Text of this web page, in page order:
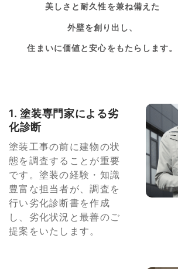
美しさと耐久性を兼ね備えた
外壁を創り出し、
住まいに価値と安心をもたらします。
1. 塗装専門家による劣
化診断
塗装工事の前に建物の状
態を調査することが重要
です。塗装の経験・知識
豊富な担当者が、調査を
行い劣化診断書を作成
し、劣化状況と最善のご
提案をいたします。